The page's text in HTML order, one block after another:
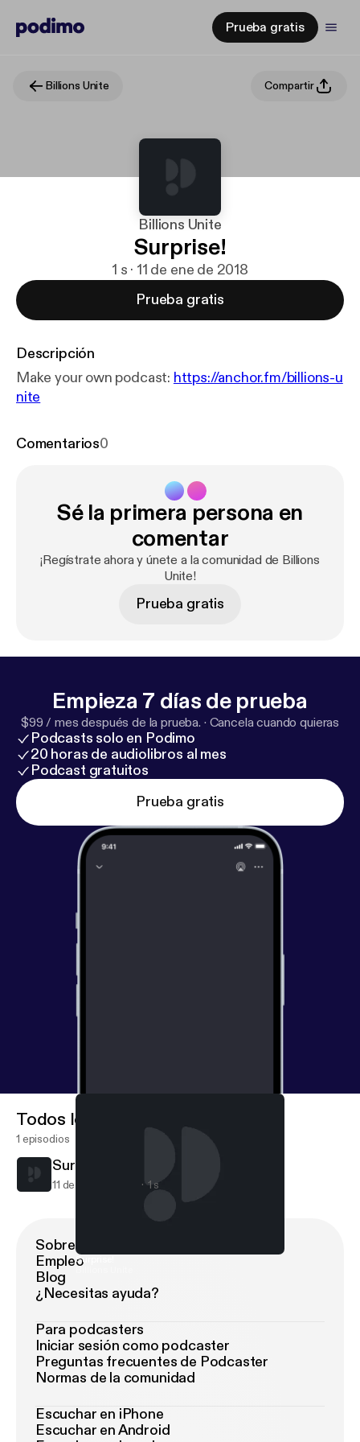
Prueba gratis
Billions Unite Compartir
Billions Unite
Surprise!
1 s · 11 de ene de 2018
Prueba gratis
Descripción
Make your own podcast: https://anchor.fm/billions-u
nite
Comentarios0
Sé la primera persona en
comentar
¡Regístrate ahora y únete a la comunidad de Billions
Unite!
Prueba gratis
Empieza 7 días de prueba
$99 / mes después de la prueba. · Cancela cuando quieras
Podcasts solo en Podimo
20 horas de audiolibros al mes
Podcast gratuitos
Prueba gratis
Surprise!
Todos los episodios
1 episodios
Surprise!
11 de ene de 2018 1 s
Sobre Podimo
Empleo
Blog
¿Necesitas ayuda?
Para podcasters
Iniciar sesión como podcaster
Preguntas frecuentes de Podcaster
Normas de la comunidad
Escuchar en iPhone
Escuchar en Android